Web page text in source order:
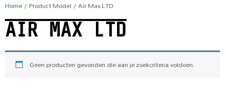
Home/ Product Model / Air Max LTD
AIR MAX LTD
Geen producten gevonden die aan je zoekcriteria voldoen.